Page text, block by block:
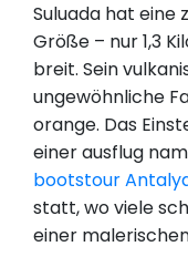
Suluada hat eine
Größe – nur 1,3
breit. Sein
ungewöhnliche
orange. Das
einer ausflug
bootstour
statt, wo viele
einer